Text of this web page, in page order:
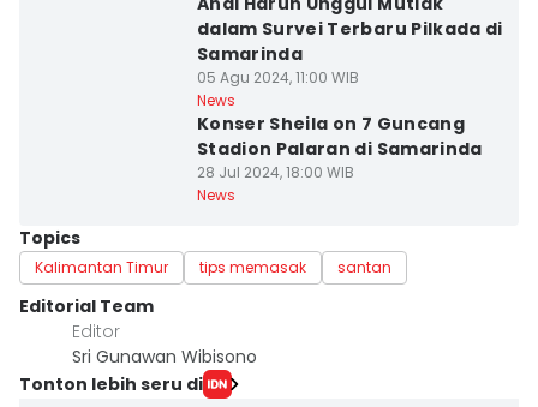
dalam Survei Terbaru Pilkada di
Samarinda
05 Agu 2024, 11:00 WIB
News
Konser Sheila on 7 Guncang
Stadion Palaran di Samarinda
28 Jul 2024, 18:00 WIB
News
Topics
Kalimantan Timur tips memasak santan
Editorial Team
Editor
Sri Gunawan Wibisono
Tonton lebih seru di